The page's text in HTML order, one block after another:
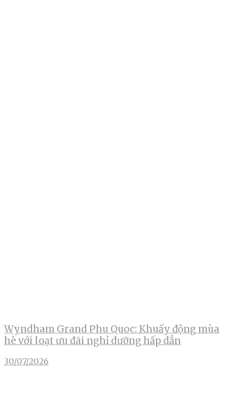
Wyndham Grand Phu Quoc: Khuấy động mùa
hè với loạt ưu đãi nghỉ dưỡng hấp dẫn
30/07/2026